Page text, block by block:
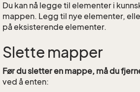
Du kan nå legge til elementer i
mappen. Legg til nye elementer,
på eksisterende elementer.
Slette mapper
Før du sletter en mappe, må du
ved å enten: